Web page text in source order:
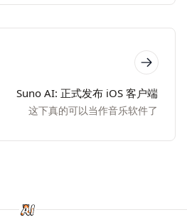
Suno AI: 正式发布 iOS 客户端
这下真的可以当作音乐软件了